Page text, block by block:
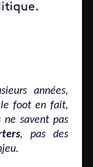
années,
le foot en fait,
ne savent pas
, pas des